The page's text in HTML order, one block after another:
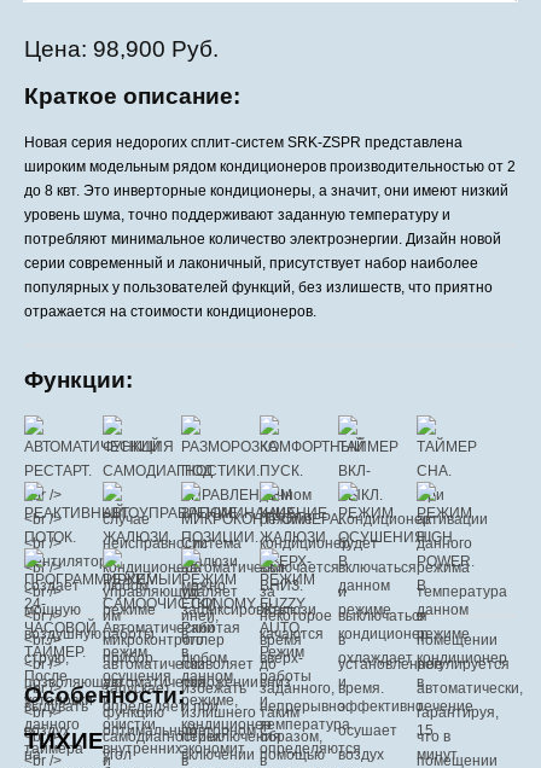
Цена: 98,900 Руб.
Краткое описание:
Новая серия недорогих сплит-систем SRK-ZSPR представлена
широким модельным рядом кондиционеров производительностью от 2
до 8 квт. Это инверторные кондиционеры, а значит, они имеют низкий
уровень шума, точно поддерживают заданную температуру и
потребляют минимальное количество электроэнергии. Дизайн новой
серии современный и лаконичный, присутствует набор наиболее
популярных у пользователей функций, без излишеств, что приятно
отражается на стоимости кондиционеров.
Функции:
Особенности:
ТИХИЕ